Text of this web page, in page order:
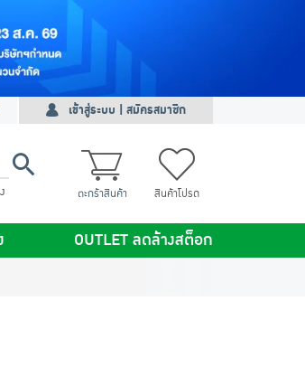
เข้าสู่ระบบ | สมัครสมาชิก
ตะกร้าสินค้า สินค้าโปรด
OUTLET ลดล้างสต็อก